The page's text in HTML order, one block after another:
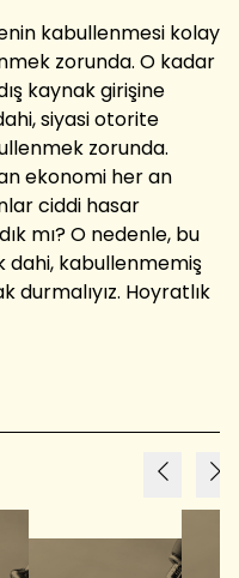
kabullenmesi kolay
zorunda. O kadar
kaynak girişine
siyasi otorite
zorunda.
ekonomi her an
ciddi hasar
mı? O nedenle, bu
kabullenmemiş
Hoyratlık